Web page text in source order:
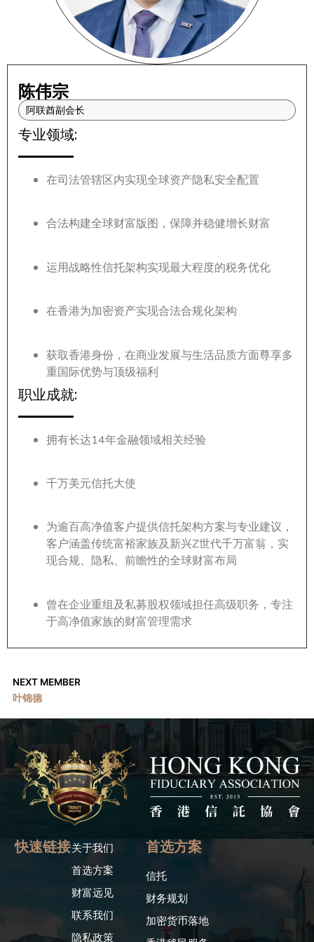
陈伟宗
阿联酋副会长
专业领域:
在司法管辖区内实现全球资产隐私安全配置
合法构建全球财富版图，保障并稳健增长财富
运用战略性信托架构实现最大程度的税务优化
在香港为加密资产实现合法合规化架构
获取香港身份，在商业发展与生活品质方面尊享多
重国际优势与顶级福利
职业成就:
拥有长达14年金融领域相关经验
千万美元信托大使
为逾百高净值客户提供信托架构方案与专业建议，
客户涵盖传统富裕家族及新兴Z世代千万富翁，实
现合规、隐私、前瞻性的全球财富布局
曾在企业重组及私募股权领域担任高级职务，专注
于高净值家族的财富管理需求
NEXT MEMBER
叶锦德
快速链接关于我们
首选方案
财富远见
联系我们
隐私政策
首选方案
信托
财务规划
加密货币落地